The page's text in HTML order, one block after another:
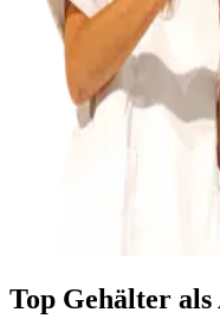
Top Gehälter als